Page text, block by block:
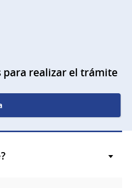
para realizar el trámite